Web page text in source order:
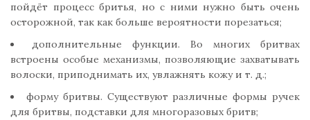
пойдёт процесс бритья, но с ними нужно быть очень
осторожной, так как больше вероятности порезаться;
дополнительные функции. Во многих бритвах
встроены особые механизмы, позволяющие захватывать
волоски, приподнимать их, увлажнять кожу и т. д.;
форму бритвы. Существуют различные формы ручек
для бритвы, подставки для многоразовых бритв;